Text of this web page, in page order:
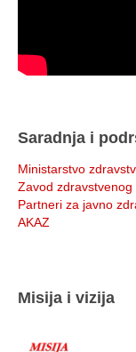
Saradnja i
Ministarstvo
Zavod
Partneri za javno
AKAZ
Misija i vizija